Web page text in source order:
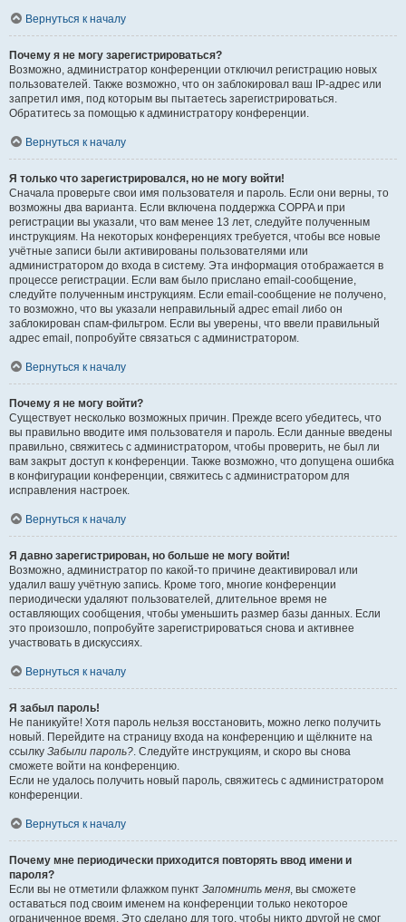
Вернуться к началу
Почему я не могу зарегистрироваться?
Возможно, администратор конференции отключил регистрацию новых
пользователей. Также возможно, что он заблокировал ваш IP-адрес или
запретил имя, под которым вы пытаетесь зарегистрироваться.
Обратитесь за помощью к администратору конференции.
Вернуться к началу
Я только что зарегистрировался, но не могу войти!
Сначала проверьте свои имя пользователя и пароль. Если они верны, то
возможны два варианта. Если включена поддержка COPPA и при
регистрации вы указали, что вам менее 13 лет, следуйте полученным
инструкциям. На некоторых конференциях требуется, чтобы все новые
учётные записи были активированы пользователями или
администратором до входа в систему. Эта информация отображается в
процессе регистрации. Если вам было прислано email-сообщение,
следуйте полученным инструкциям. Если email-сообщение не получено,
то возможно, что вы указали неправильный адрес email либо он
заблокирован спам-фильтром. Если вы уверены, что ввели правильный
адрес email, попробуйте связаться с администратором.
Вернуться к началу
Почему я не могу войти?
Существует несколько возможных причин. Прежде всего убедитесь, что
вы правильно вводите имя пользователя и пароль. Если данные введены
правильно, свяжитесь с администратором, чтобы проверить, не был ли
вам закрыт доступ к конференции. Также возможно, что допущена ошибка
в конфигурации конференции, свяжитесь с администратором для
исправления настроек.
Вернуться к началу
Я давно зарегистрирован, но больше не могу войти!
Возможно, администратор по какой-то причине деактивировал или
удалил вашу учётную запись. Кроме того, многие конференции
периодически удаляют пользователей, длительное время не
оставляющих сообщения, чтобы уменьшить размер базы данных. Если
это произошло, попробуйте зарегистрироваться снова и активнее
участвовать в дискуссиях.
Вернуться к началу
Я забыл пароль!
Не паникуйте! Хотя пароль нельзя восстановить, можно легко получить
новый. Перейдите на страницу входа на конференцию и щёлкните на
ссылку Забыли пароль?. Следуйте инструкциям, и скоро вы снова
сможете войти на конференцию.
Если не удалось получить новый пароль, свяжитесь с администратором
конференции.
Вернуться к началу
Почему мне периодически приходится повторять ввод имени и
пароля?
Если вы не отметили флажком пункт Запомнить меня, вы сможете
оставаться под своим именем на конференции только некоторое
ограниченное время. Это сделано для того, чтобы никто другой не смог